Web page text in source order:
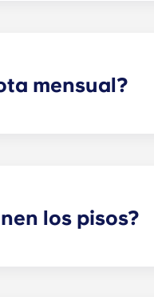
mensual?
los pisos?